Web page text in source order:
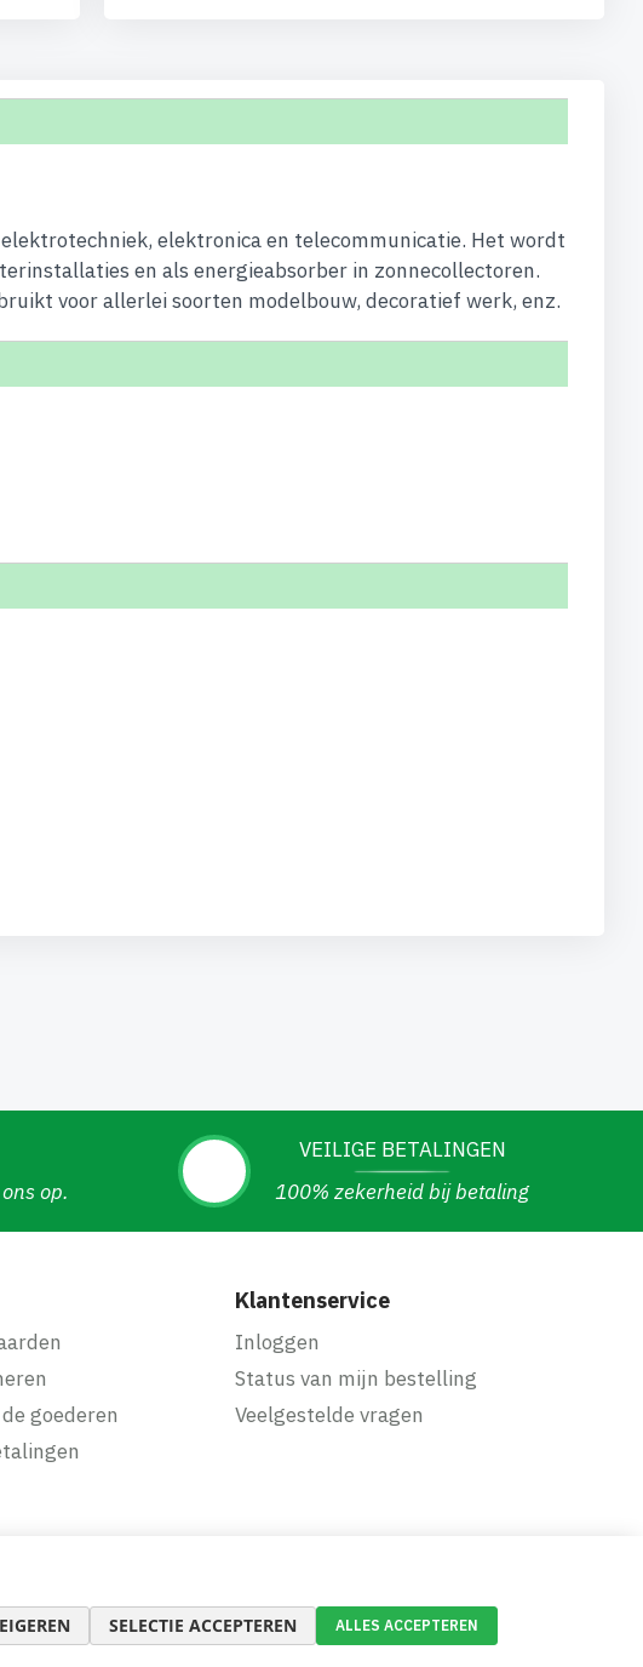
elektronica en telecommunicatie. Het wordt
en als energieabsorber in zonnecollectoren.
voor allerlei soorten modelbouw, decoratief werk, enz.
op.
VEILIGE BETALINGEN
100% zekerheid bij betaling
goederen
Klantenservice
Inloggen
Status van mijn bestelling
Veelgestelde vragen
SELECTIE ACCEPTEREN ALLES ACCEPTEREN